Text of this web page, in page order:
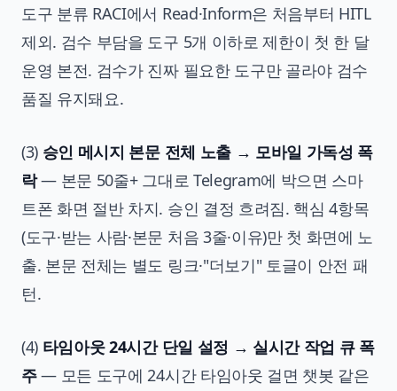
도구 분류 RACI에서 Read·Inform은 처음부터 HITL
제외. 검수 부담을 도구 5개 이하로 제한이 첫 한 달
운영 본전. 검수가 진짜 필요한 도구만 골라야 검수
품질 유지돼요.
(3) 승인 메시지 본문 전체 노출 → 모바일 가독성 폭
락— 본문 50줄+ 그대로 Telegram에 박으면 스마
트폰 화면 절반 차지. 승인 결정 흐려짐. 핵심 4항목
(도구·받는 사람·본문 처음 3줄·이유)만 첫 화면에 노
출. 본문 전체는 별도 링크·"더보기" 토글이 안전 패
턴.
(4) 타임아웃 24시간 단일 설정 → 실시간 작업 큐 폭
주— 모든 도구에 24시간 타임아웃 걸면 챗봇 같은